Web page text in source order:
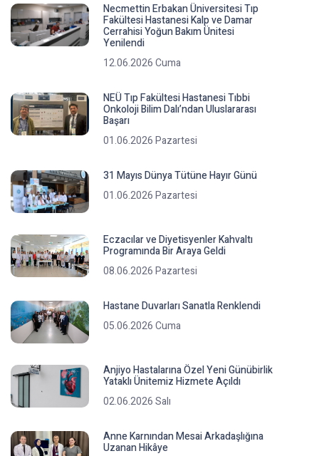
Necmettin Erbakan Üniversitesi Tıp
Fakültesi Hastanesi Kalp ve Damar
Cerrahisi Yoğun Bakım Ünitesi
Yenilendi
12.06.2026 Cuma
NEÜ Tıp Fakültesi Hastanesi Tıbbi
Onkoloji Bilim Dalı’ndan Uluslararası
Başarı
01.06.2026 Pazartesi
31 Mayıs Dünya Tütüne Hayır Günü
01.06.2026 Pazartesi
Eczacılar ve Diyetisyenler Kahvaltı
Programında Bir Araya Geldi
08.06.2026 Pazartesi
Hastane Duvarları Sanatla Renklendi
05.06.2026 Cuma
Anjiyo Hastalarına Özel Yeni Günübirlik
Yataklı Ünitemiz Hizmete Açıldı
02.06.2026 Salı
Anne Karnından Mesai Arkadaşlığına
Uzanan Hikâye